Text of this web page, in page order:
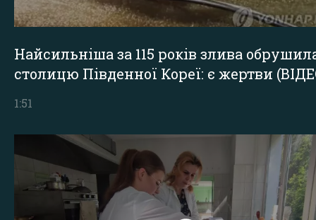
Найсильніша за 115 років злива
столицю Південної Кореї: є жертви
1:51